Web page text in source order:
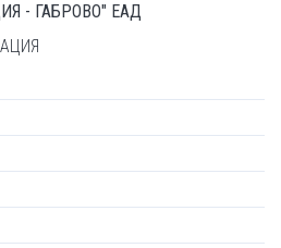
- ГАБРОВО" ЕАД